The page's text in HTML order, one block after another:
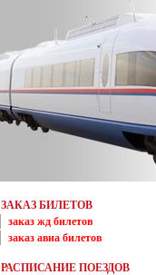
ЗАКАЗ БИЛЕТОВ
заказ жд билетов
заказ авиа билетов
РАСПИСАНИЕ ПОЕЗДОВ